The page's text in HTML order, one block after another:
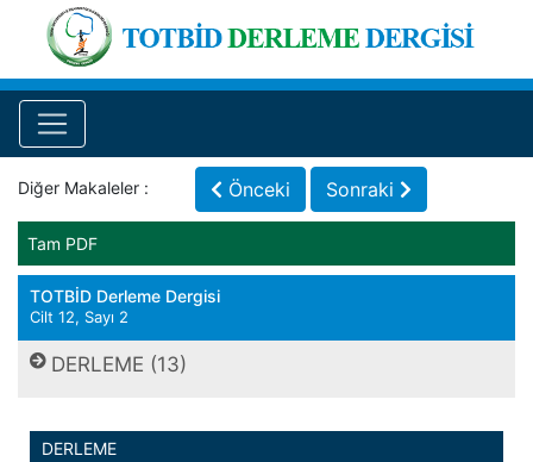
Diğer Makaleler : Önceki Sonraki
Tam PDF
TOTBİD Derleme Dergisi
Cilt 12, Sayı 2
DERLEME (13)
DERLEME